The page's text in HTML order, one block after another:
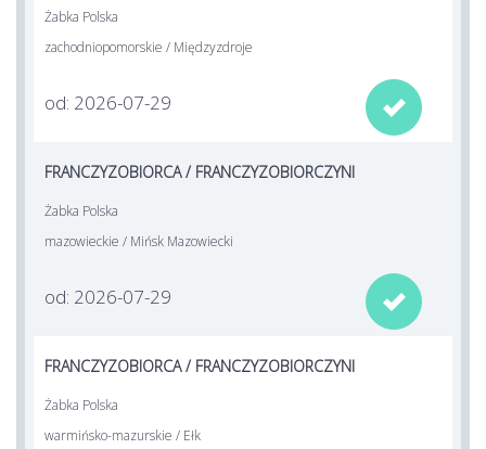
Żabka Polska
zachodniopomorskie / Międzyzdroje
od: 2026-07-29 
FRANCZYZOBIORCA / FRANCZYZOBIORCZYNI
Żabka Polska
mazowieckie / Mińsk Mazowiecki
od: 2026-07-29 
FRANCZYZOBIORCA / FRANCZYZOBIORCZYNI
Żabka Polska
warmińsko-mazurskie / Ełk